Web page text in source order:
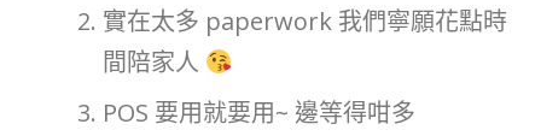
實在太多 paperwork 我們寧願花點時
間陪家人
POS 要用就要用~ 邊等得咁多